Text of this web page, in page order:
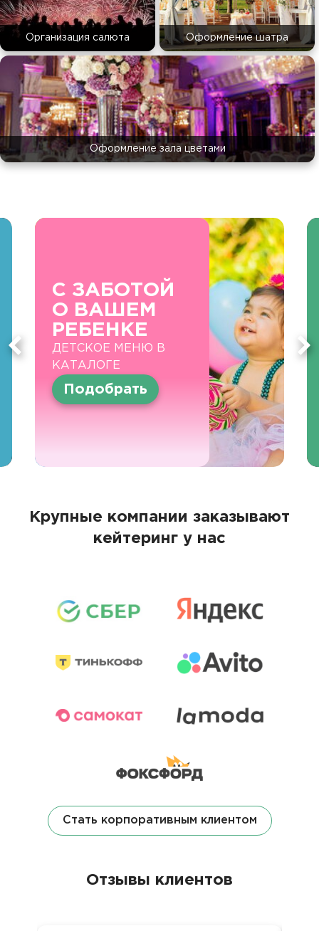
Организация салюта Оформление шатра
Оформление зала цветами
С ЗАБОТОЙ
О ВАШЕМ
РЕБЕНКЕ
ДЕТСКОЕ МЕНЮ В
КАТАЛОГЕ
Подобрать
Крупные компании заказывают
кейтеринг у нас
Стать корпоративным клиентом
Отзывы клиентов